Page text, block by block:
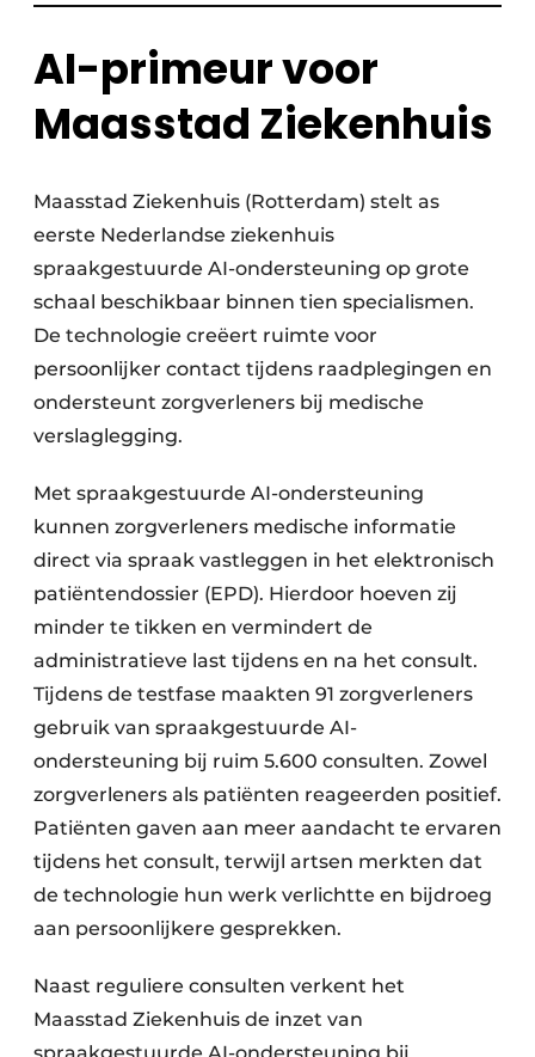
AI-primeur voor
Maasstad Ziekenhuis
Maasstad Ziekenhuis (Rotterdam) stelt as
eerste Nederlandse ziekenhuis
spraakgestuurde AI-ondersteuning op grote
schaal beschikbaar binnen tien specialismen.
De technologie creëert ruimte voor
persoonlijker contact tijdens raadplegingen en
ondersteunt zorgverleners bij medische
verslaglegging.
Met spraakgestuurde AI-ondersteuning
kunnen zorgverleners medische informatie
direct via spraak vastleggen in het elektronisch
patiëntendossier (EPD). Hierdoor hoeven zij
minder te tikken en vermindert de
administratieve last tijdens en na het consult.
Tijdens de testfase maakten 91 zorgverleners
gebruik van spraakgestuurde AI-
ondersteuning bij ruim 5.600 consulten. Zowel
zorgverleners als patiënten reageerden positief.
Patiënten gaven aan meer aandacht te ervaren
tijdens het consult, terwijl artsen merkten dat
de technologie hun werk verlichtte en bijdroeg
aan persoonlijkere gesprekken.
Naast reguliere consulten verkent het
Maasstad Ziekenhuis de inzet van